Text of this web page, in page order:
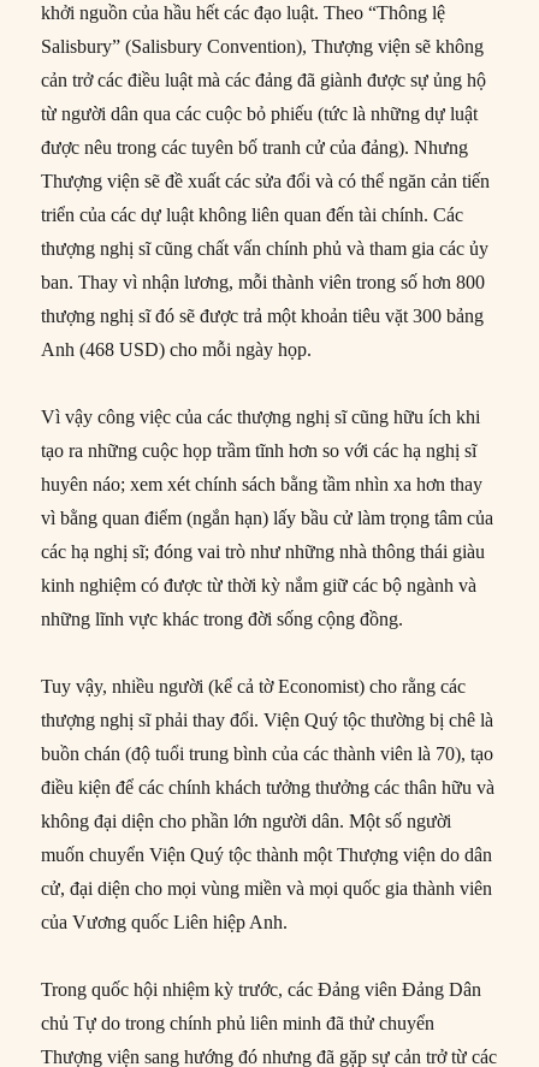
khởi nguồn của hầu hết các đạo luật. Theo “Thông lệ
Salisbury” (Salisbury Convention), Thượng viện sẽ không
cản trở các điều luật mà các đảng đã giành được sự ủng hộ
từ người dân qua các cuộc bỏ phiếu (tức là những dự luật
được nêu trong các tuyên bố tranh cử của đảng). Nhưng
Thượng viện sẽ đề xuất các sửa đổi và có thể ngăn cản tiến
triển của các dự luật không liên quan đến tài chính. Các
thượng nghị sĩ cũng chất vấn chính phủ và tham gia các ủy
ban. Thay vì nhận lương, mỗi thành viên trong số hơn 800
thượng nghị sĩ đó sẽ được trả một khoản tiêu vặt 300 bảng
Anh (468 USD) cho mỗi ngày họp.
Vì vậy công việc của các thượng nghị sĩ cũng hữu ích khi
tạo ra những cuộc họp trầm tĩnh hơn so với các hạ nghị sĩ
huyên náo; xem xét chính sách bằng tầm nhìn xa hơn thay
vì bằng quan điểm (ngắn hạn) lấy bầu cử làm trọng tâm của
các hạ nghị sĩ; đóng vai trò như những nhà thông thái giàu
kinh nghiệm có được từ thời kỳ nắm giữ các bộ ngành và
những lĩnh vực khác trong đời sống cộng đồng.
Tuy vậy, nhiều người (kể cả tờ Economist) cho rằng các
thượng nghị sĩ phải thay đổi. Viện Quý tộc thường bị chê là
buồn chán (độ tuổi trung bình của các thành viên là 70), tạo
điều kiện để các chính khách tưởng thưởng các thân hữu và
không đại diện cho phần lớn người dân. Một số người
muốn chuyển Viện Quý tộc thành một Thượng viện do dân
cử, đại diện cho mọi vùng miền và mọi quốc gia thành viên
của Vương quốc Liên hiệp Anh.
Trong quốc hội nhiệm kỳ trước, các Đảng viên Đảng Dân
chủ Tự do trong chính phủ liên minh đã thử chuyển
Thượng viện sang hướng đó nhưng đã gặp sự cản trở từ các